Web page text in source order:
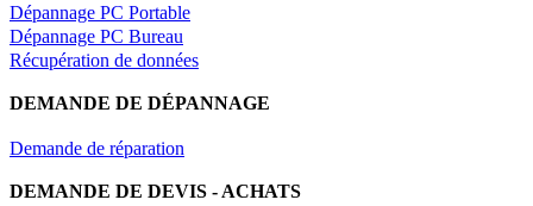
Dépannage PC Portable
Dépannage PC Bureau
Récupération de données
DEMANDE DE DÉPANNAGE
Demande de réparation
DEMANDE DE DEVIS - ACHATS